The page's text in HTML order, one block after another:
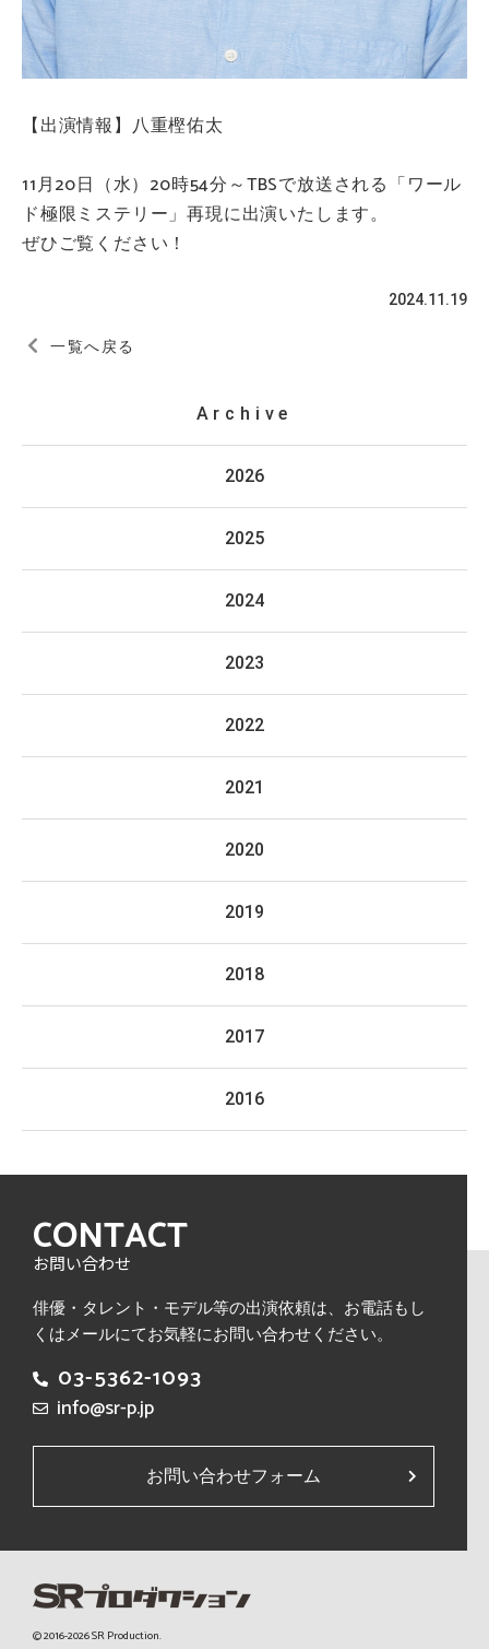
【出演情報】八重樫佑太
11月20日（水）20時54分～TBSで放送される「ワール
ド極限ミステリー」再現に出演いたします。
ぜひご覧ください！
2024.11.19
一覧へ戻る
Archive
2026
2025
2024
2023
2022
2021
2020
2019
2018
2017
2016
CONTACT
お問い合わせ
俳優・タレント・モデル等の出演依頼は、 お電話もし
くはメールにてお気軽にお問い合わせください。
03-5362-1093
info@sr-p.jp
お問い合わせフォーム
© 2016-2026 SR Production.